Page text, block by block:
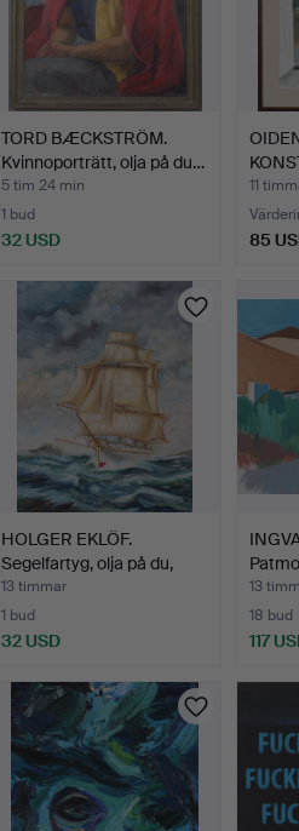
TORD BÆCKSTRÖM.
Kvinnoporträtt, olja på du…
5 tim 24 min
1 bud
32 USD
11
85
HOLGER EKLÖF.
Segelfartyg, olja på du,
sig…
13 timmar
1 bud
32 USD
13
18 bud
117